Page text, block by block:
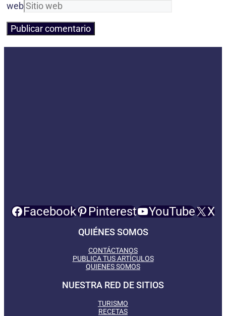
web
Facebook Pinterest YouTube X
QUIÉNES SOMOS
CONTÁCTANOS
PUBLICA TUS ARTÍCULOS
QUIENES SOMOS
NUESTRA RED DE SITIOS
TURISMO
RECETAS